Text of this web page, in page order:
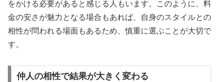
をかける必要があると感じる人もいます。このように、料
金の安さが魅力となる場合もあれば、自身のスタイルとの
相性が問われる場面もあるため、慎重に選ぶことが大切で
す。
仲人の相性で結果が大きく変わる